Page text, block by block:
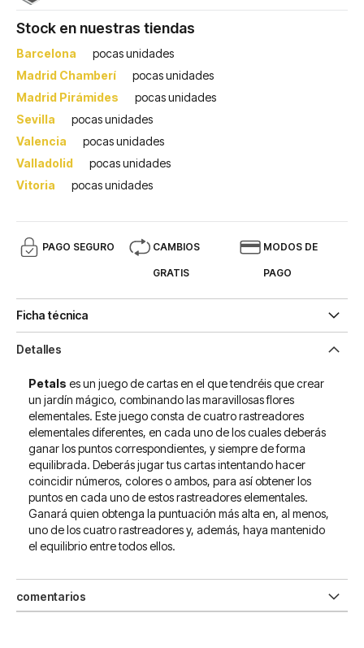
Stock en nuestras tiendas
Barcelona
pocas unidades
Madrid Chamberí
pocas unidades
Madrid Pirámides
pocas unidades
Sevilla
pocas unidades
Valencia
pocas unidades
Valladolid
pocas unidades
Vitoria
pocas unidades
PAGO SEGURO CAMBIOS
GRATIS
MODOS DE
PAGO
Ficha técnica
Detalles
Petals es un juego de cartas en el que tendréis que crear
un jardín mágico, combinando las maravillosas flores
elementales. Este juego consta de cuatro rastreadores
elementales diferentes, en cada uno de los cuales deberás
ganar los puntos correspondientes, y siempre de forma
equilibrada. Deberás jugar tus cartas intentando hacer
coincidir números, colores o ambos, para así obtener los
puntos en cada uno de estos rastreadores elementales.
Ganará quien obtenga la puntuación más alta en, al menos,
uno de los cuatro rastreadores y, además, haya mantenido
el equilibrio entre todos ellos.
comentarios